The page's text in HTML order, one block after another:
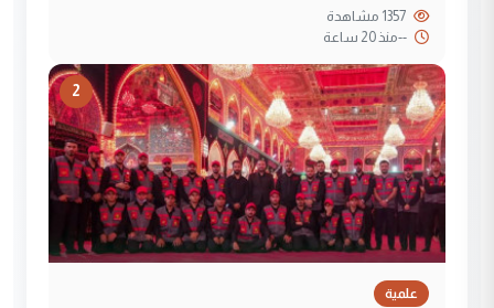
--منذ 20 ساعة
2
علمية